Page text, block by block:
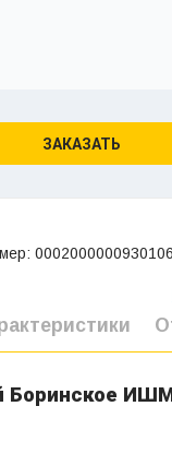
ЗАКАЗАТЬ
Боринское